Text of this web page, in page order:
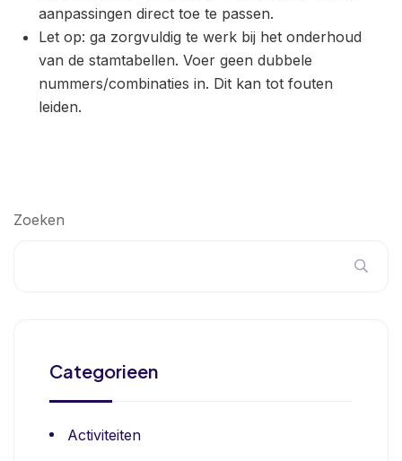
aanpassingen direct toe te passen.
Let op: ga zorgvuldig te werk bij het onderhoud
van de stamtabellen. Voer geen dubbele
nummers/combinaties in. Dit kan tot fouten
leiden.
Zoeken
Categorieen
Activiteiten